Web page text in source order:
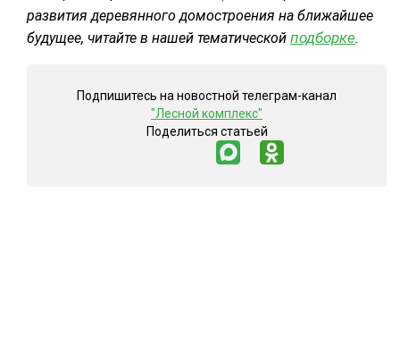
развития деревянного домостроения на ближайшее
будущее, читайте в нашей тематической подборке.
Подпишитесь на новостной телеграм-канал
"Лесной комплекс"
Поделиться статьей